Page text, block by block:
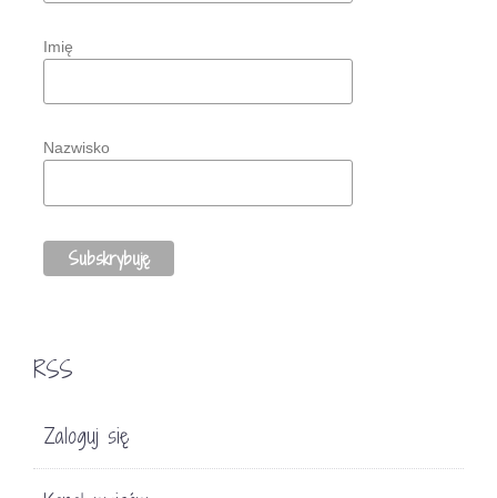
Imię
Nazwisko
RSS
Zaloguj się